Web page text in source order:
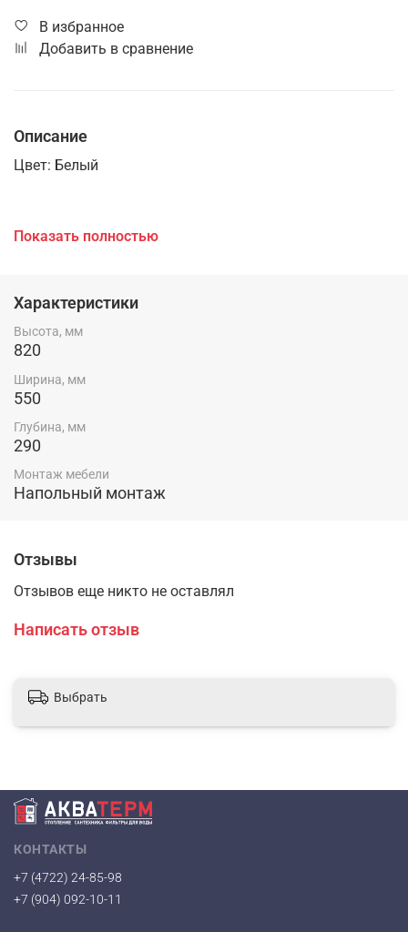
В избранное
Добавить в сравнение
Описание
Цвет: Белый
Исполнение: Напольное
Высота: 820
Глубина: 290
Показать полностью
Характеристики
Высота, мм
820
Ширина, мм
550
Глубина, мм
290
Монтаж мебели
Напольный монтаж
Отзывы
Отзывов еще никто не оставлял
Написать отзыв
Выбрать
КОНТАКТЫ
+7 (4722) 24-85-98
+7 (904) 092-10-11